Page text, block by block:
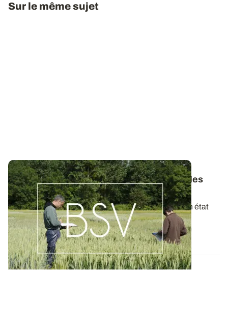
Sur le même sujet
Bulletins de Santé du Végétal - Consultez les
derniers BSV de votre région
Ces bulletins, publiés chaque semaine, dressent un état
des lieux exhaustif des cultures...
19 MAI 2026